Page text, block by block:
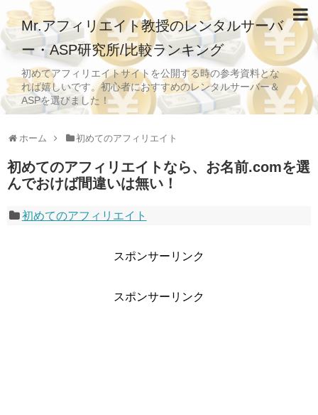
Mr.アフィリエイト教授のレンタルサーバ
ー・ASP研究所/比較ランキング
初めてアフィリエイトサイトを公開する時の参考資料とな
れば嬉しいです。初心者におすすめのレンタルサーバー＆
ASPを選びました！
ホーム 初めてのアフィリエイト
初めてのアフィリエイトなら、お名前.comを選
んでおけば間違いは無い！
初めてのアフィリエイト
スポンサーリンク
スポンサーリンク